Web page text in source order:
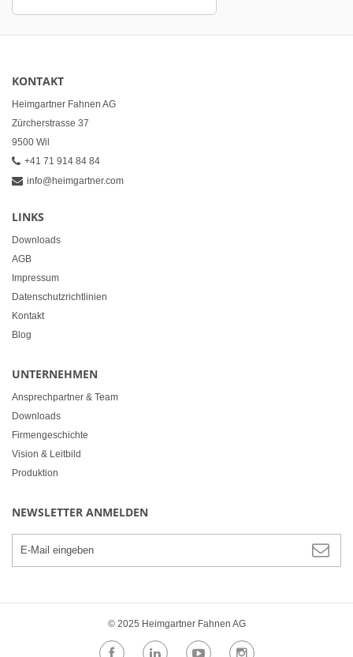
KONTAKT
Heimgartner Fahnen AG
Zürcherstrasse 37
9500 Wil
+41 71 914 84 84
info@heimgartner.com
LINKS
Downloads
AGB
Impressum
Datenschutzrichtlinien
Kontakt
Blog
UNTERNEHMEN
Ansprechpartner & Team
Downloads
Firmengeschichte
Vision & Leitbild
Produktion
NEWSLETTER ANMELDEN
© 2025 Heimgartner Fahnen AG